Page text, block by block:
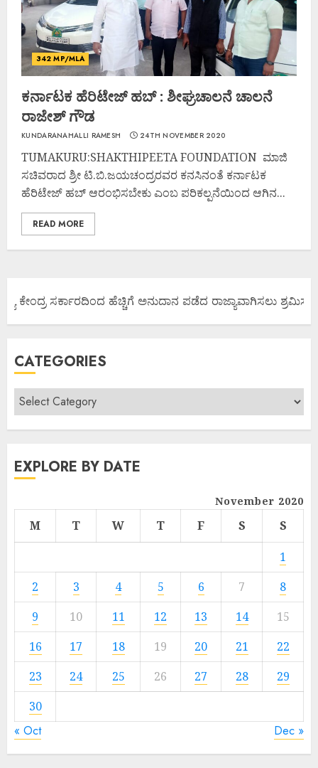
342 MP/MLA
ಕರ್ನಾಟಕ ಹೆರಿಟೇಜ್ ಹಬ್ : ಶೀಘ್ರಚಾಲನೆ ಚಾಲನೆ
ರಾಜೇಶ್ ಗೌಡ
KUNDARANAHALLI RAMESH 24TH NOVEMBER 2020
TUMAKURU:SHAKTHIPEETA FOUNDATION ಮಾಜಿ
ಸಚಿವರಾದ ಶ್ರೀ ಟಿ.ಬಿ.ಜಯಚಂದ್ರರವರ ಕನಸಿನಂತೆ ಕರ್ನಾಟಕ
ಹೆರಿಟೇಜ್ ಹಬ್ ಆರಂಭಿಸಬೇಕು ಎಂಬ ಪರಿಕಲ್ಪನೆಯಿಂದ ಆಗಿನ...
READ MORE
ಕೇಂದ್ರ ಸರ್ಕಾರದಿಂದ ಹೆಚ್ಚಿಗೆ ಅನುದಾನ ಪಡೆದ ರಾಜ್ಯಾವಾಗಿಸಲು
CATEGORIES
EXPLORE BY DATE
November 2020
M T W T F S
S
1
2
3 4 5 6 7
8
9
10 11 12 13 14
15
16
17 18 19 20 21
22
23
24 25 26 27 28
29
30
« Oct Dec »